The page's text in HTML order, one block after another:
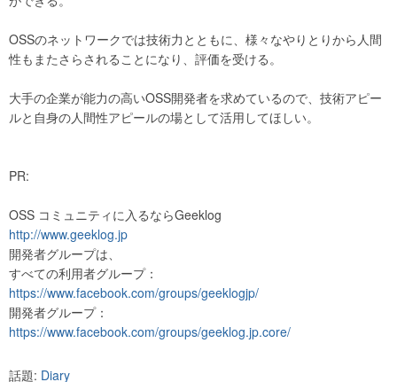
OSSのネットワークでは技術力とともに、様々なやりとりから人間
性もまたさらされることになり、評価を受ける。
大手の企業が能力の高いOSS開発者を求めているので、技術アピー
ルと自身の人間性アピールの場として活用してほしい。
PR:
OSS コミュニティに入るならGeeklog
http://www.geeklog.jp
開発者グループは、
すべての利用者グループ：
https://www.facebook.com/groups/geeklogjp/
開発者グループ：
https://www.facebook.com/groups/geeklog.jp.core/
話題: Diary